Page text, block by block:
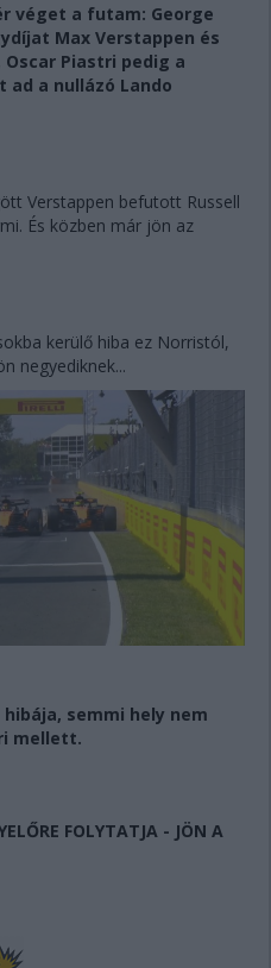
véget a futam: George
Max Verstappen és
Piastri pedig a
ad a nullázó Lando
Verstappen befutott Russell
És közben már jön az
kerülő hiba ez Norristól,
negyediknek...
semmi hely nem
mellett.
FOLYTATJA - JÖN A